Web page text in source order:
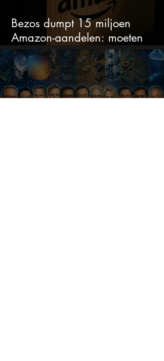
Bezos dumpt 15 miljoen
Amazon-aandelen: moeten
beleggers zich zorgen maken?